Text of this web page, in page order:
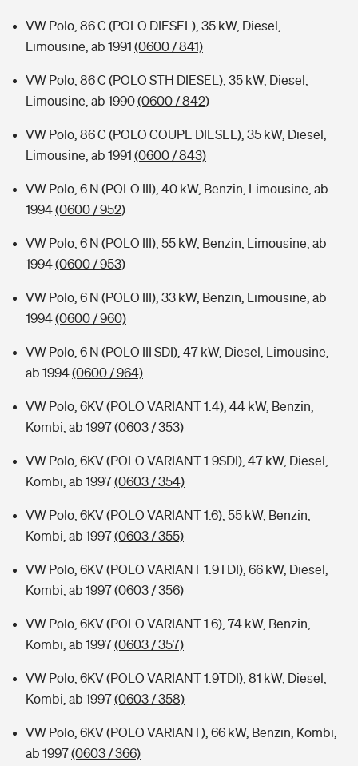
VW Polo, 86 C (POLO DIESEL), 35 kW, Diesel,
Limousine, ab 1991 (0600 / 841)
VW Polo, 86 C (POLO STH DIESEL), 35 kW, Diesel,
Limousine, ab 1990(0600 / 842)
VW Polo, 86 C (POLO COUPE DIESEL), 35 kW, Diesel,
Limousine, ab 1991 (0600 / 843)
VW Polo, 6 N (POLO III), 40 kW, Benzin, Limousine, ab
1994(0600 / 952)
VW Polo, 6 N (POLO III), 55 kW, Benzin, Limousine, ab
1994(0600 / 953)
VW Polo, 6 N (POLO III), 33 kW, Benzin, Limousine, ab
1994(0600 / 960)
VW Polo, 6 N (POLO III SDI), 47 kW, Diesel, Limousine,
ab 1994(0600 / 964)
VW Polo, 6KV (POLO VARIANT 1.4), 44 kW, Benzin,
Kombi, ab 1997(0603 / 353)
VW Polo, 6KV (POLO VARIANT 1.9SDI), 47 kW, Diesel,
Kombi, ab 1997(0603 / 354)
VW Polo, 6KV (POLO VARIANT 1.6), 55 kW, Benzin,
Kombi, ab 1997(0603 / 355)
VW Polo, 6KV (POLO VARIANT 1.9TDI), 66 kW, Diesel,
Kombi, ab 1997(0603 / 356)
VW Polo, 6KV (POLO VARIANT 1.6), 74 kW, Benzin,
Kombi, ab 1997(0603 / 357)
VW Polo, 6KV (POLO VARIANT 1.9TDI), 81 kW, Diesel,
Kombi, ab 1997(0603 / 358)
VW Polo, 6KV (POLO VARIANT), 66 kW, Benzin, Kombi,
ab 1997(0603 / 366)